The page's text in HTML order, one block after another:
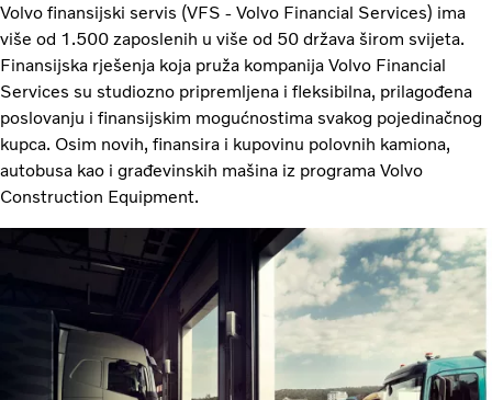
Volvo finansijski servis (VFS - Volvo Financial Services) ima
više od 1.500 zaposlenih u više od 50 država širom svijeta.
Finansijska rješenja koja pruža kompanija Volvo Financial
Services su studiozno pripremljena i fleksibilna, prilagođena
poslovanju i finansijskim mogućnostima svakog pojedinačnog
kupca. Osim novih, finansira i kupovinu polovnih kamiona,
autobusa kao i građevinskih mašina iz programa Volvo
Construction Equipment.